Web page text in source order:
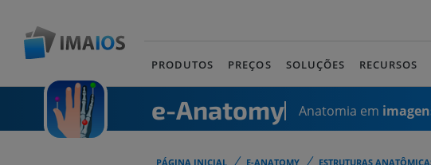
PRODUTOS PREÇOS SOLUÇÕES RECURSOS
e-Anatomy Anatomia em
PÁGINA INICIAL E-ANATOMY ESTRUTURAS